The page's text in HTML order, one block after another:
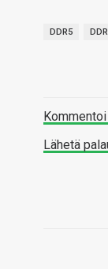
DDR5
Lähetä